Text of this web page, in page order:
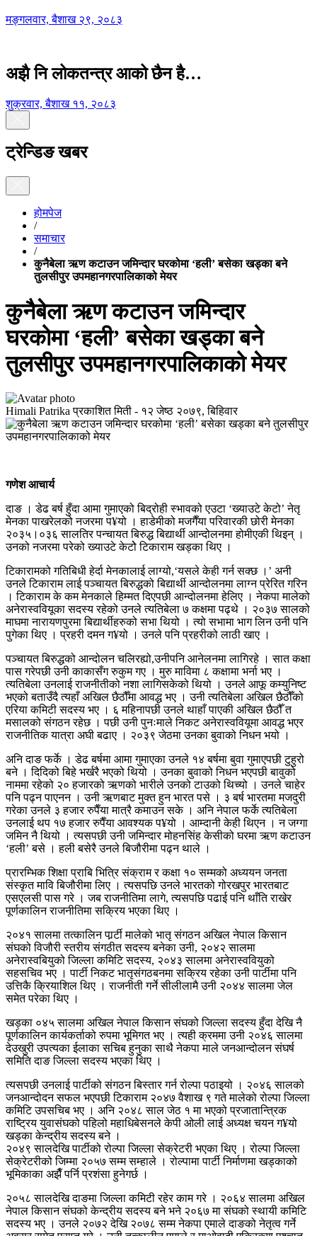
मङ्गलवार, बैशाख २९, २०८३
अझै नि लोकतन्त्र आको छैन है…
शुक्रवार, बैशाख ११, २०८३
ट्रेन्डिङ खबर
होमपेज
/
समाचार
/
कुनैबेला ऋण कटाउन जमिन्दार घरकोमा ‘हली’ बसेका खड्का बने
तुलसीपुर उपमहानगरपालिकाको मेयर
कुनैबेला ऋण कटाउन जमिन्दार
घरकोमा ‘हली’ बसेका खड्का बने
तुलसीपुर उपमहानगरपालिकाको मेयर
Himali Patrika प्रकाशित मिती - १२ जेष्ठ २०७९, बिहिवार
गणेश आचार्य
दाङ । डेढ बर्ष हुँदा आमा गुमाएको बिद्रोही स्भावको एउटा ‘ख्याउटे केटो’ नेतृ
मेनका पाखरेलको नजरमा प¥यो । हाडेमीको मजगैँया परिवारकी छोरी मेनका
२०३५।०३६ सालतिर पन्चायत बिरुद्ध बिद्यार्थी आन्दोलनमा होमीएकी थिइन् ।
उनको नजरमा परेको ख्याउटे केटोे टिकाराम खड्का थिए ।
टिकारामको गतिबिधी हेर्दा मेनकालाई लाग्यो,‘यसले केही गर्न सक्छ ।’ अनी
उनले टिकाराम लाई पञ्चायत बिरुद्धको बिद्यार्थी आन्दोलनमा लाग्न प्रेरित गरिन
। टिकाराम के कम मेनकाले हिम्मत दिएपछी आन्दोलनमा हेलिए । नेकपा मालेको
अनेरास्ववियूका सदस्य रहेको उनले त्यतिबेला ७ कक्षमा पढ्थे । २०३७ सालको
माघमा नारायणपुरमा बिद्यार्थीहरुको सभा थियो । त्यो सभामा भाग लिन उनी पनि
पुगेका थिए । प्रहरी दमन ग¥यो । उनले पनि प्रहरीको लाठी खाए ।
पञ्चायत बिरुद्धको आन्दोलन चलिरह्यो,उनीपनि आनेलनमा लागिरहे । सात कक्षा
पास गरेपछी उनी काकासँग रुकुम गए । मुरु माविमा ८ कक्षामा भर्ना भए ।
त्यतिबेला उनलाई राजनीतीको नशा लागिसकेको थियो । उनले आफू कम्युनिष्ट
भएको बताउँदै त्यहाँ अखिल छैठौँमा आवद्ध भए । उनी त्यतिबेला अखिल छैठौँको
एरिया कमिटी सदस्य भए । ६ महिनापछी उनले थाहाँ पाएकी अखिल छैठौँ त
मसालको संगठन रहेछ । पछी उनी पुनःमाले निकट अनेरास्ववियूमा आवद्ध भएर
राजनीतिक यात्रा अघी बढाए । २०३९ जेठमा उनका बुवाको निधन भयो ।
अनि दाङ फर्के । डेढ बर्षमा आमा गुमाएका उनले १४ बर्षमा बुवा गुमाएपछी टुहुरो
बने । दिदिको बिहे भर्खरै भएको थियो । उनका बुवाको निधन भएपछी बावुको
नाममा रहेको २० हजारको ऋणको भारीले उनको टाउको थिच्यो । उनले चाहेर
पनि पढ्न पाएनन । उनी ऋणबाट मुक्त हुन भारत पसे । ३ बर्ष भारतमा मजदुरी
गरेका उनले ३ हजार रुपैँया मात्रै कमाउन सके । अनि नेपाल फर्के त्यतिबेला
उनलाई थप १७ हजार रुपैँया आवश्यक प¥यो । आम्दानी केही थिएन । न जग्गा
जमिन नै थियो । त्यसपछी उनी जमिन्दार मोहनसिंह केसीको घरमा ऋण कटाउन
‘हली’ बसे । हली बसेरै उनले बिजौरीमा पढ्न थाले ।
प्रारम्भिक शिक्षा प्राबि भित्रि संक्राम र कक्षा १० सम्मको अध्ययन जनता
संस्कृत मावि बिजौरीमा लिए । त्यसपछि उनले भारतको गोरखपुर भारतबाट
एसएलसी पास गरे । जब राजनीतिमा लागे, त्यसपछि पढाई पनि थाँति राखेर
पूर्णकालिन राजनीतिमा सक्रिय भएका थिए ।
२०४१ सालमा तत्कालिन पार्र्टी मालेको भातृ संगठन अखिल नेपाल किसान
संघको विजौरी स्तरीय संगठीत सदस्य बनेका उनी, २०४२ सालमा
अनेरास्वबियुको जिल्ला कमिटि सदस्य, २०४३ सालमा अनेरास्ववियुको
सहसचिव भए । पार्टी निकट भातृसंगठबनमा सक्रिय रहेका उनी पार्टीमा पनि
उत्तिकै क्रियाशिल थिए । राजनीती गर्ने सीलीलामै उनी २०४४ सालमा जेल
समेत परेका थिए ।
खड्का ०४५ सालमा अखिल नेपाल किसान संघको जिल्ला सदस्य हुँदा देखि नै
पूर्णकालिन कार्यकर्ताको रुपमा भूमिगत भए । त्यही क्रममा उनी २०४६ सालमा
देउखुरी उपत्यका ईलाका सचिब हुनुका साथै नेकपा माले जनआन्दोलन संघर्ष
समिति दाङ जिल्ला सदस्य भएका थिए ।
त्यसपछी उनलाई पार्टीको संगठन बिस्तार गर्न रोल्पा पठाइयो । २०४६ सालको
जनआन्दोदन सफल भएपछी टिकाराम २०४७ वैशाख ९ गते मालेको रोल्पा जिल्ला
कमिटि उपसचिब भए । अनि २०४८ साल जेठ १ मा भएको प्रजातान्त्रिक
राष्ट्रिय युवासंघको पहिलो महाधिबेसनले केपी ओली लाई अध्यक्ष चयन ग¥यो
खड्का केन्द्रीय सदस्य बने ।
२०४९ सालदेखि पार्टीको रोल्पा जिल्ला सेक्रेटरी भएका थिए । रोल्पा जिल्ला
सेक्रेटरीको जिम्मा २०५७ सम्म सम्हाले । रोल्पामा पार्टी निर्माणमा खड्काको
भूमिकाका अझैँ पर्नि प्रशंसा हुनेगर्छ ।
२०५८ सालदेखि दाङमा जिल्ला कमिटी रहेर काम गरे । २०६४ सालमा अखिल
नेपाल किसान संघको केन्द्रीय सदस्य बने भने २०६७ मा संघको स्थायी कमिटि
सदस्य भए । उनले २०७२ देखि २०७८ सम्म नेकपा एमाले दाङको नेतृत्व गर्ने